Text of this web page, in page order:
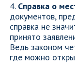
4. Справка о
документов,
справка не
принято
Ведь законом
где можно